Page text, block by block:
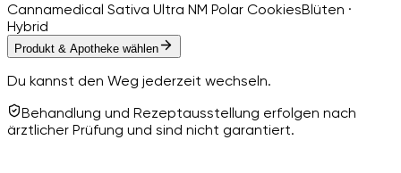
Cannamedical Sativa Ultra NM Polar CookiesBlüten ·
Hybrid
Produkt & Apotheke wählen
Du kannst den Weg jederzeit wechseln.
Behandlung und Rezeptausstellung erfolgen nach
ärztlicher Prüfung und sind nicht garantiert.